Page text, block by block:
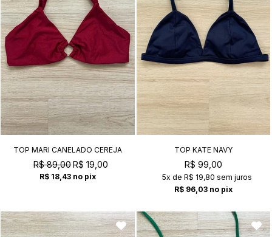
TOP MARI CANELADO CEREJA
R$ 89,00R$ 19,00
R$ 18,43 no pix
TOP KATE NAVY
R$ 99,00
5x deR$ 19,80 sem juros
R$ 96,03 no pix